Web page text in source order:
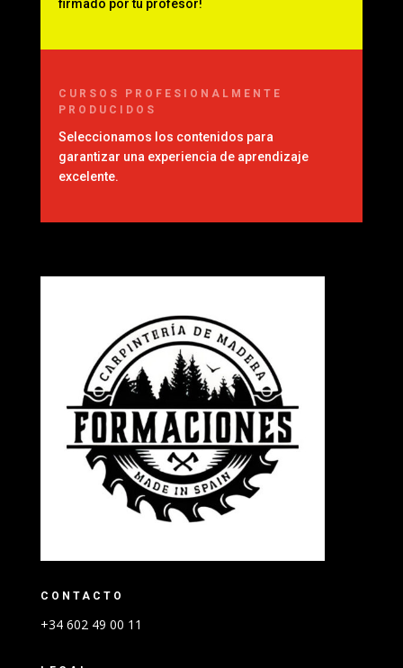
firmado por tu profesor!
CURSOS PROFESIONALMENTE
PRODUCIDOS
Seleccionamos los contenidos para
garantizar una experiencia de aprendizaje
excelente.
CONTACTO
+34 602 49 00 11